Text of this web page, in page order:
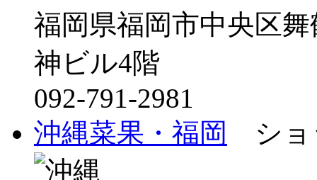
福岡県福岡市中央区
神ビル4階
092-791-2981
沖縄菜果・福岡
ショ